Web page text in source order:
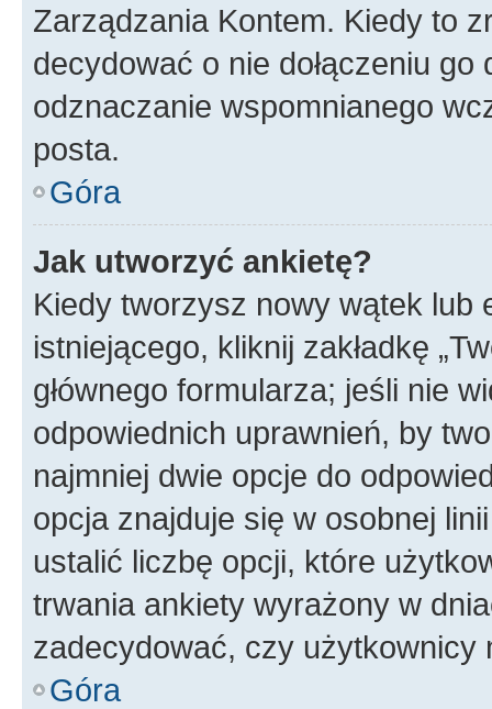
Zarządzania Kontem. Kiedy to
decydować o nie dołączeniu
odznaczanie wspomnianego
posta.
Góra
Jak utworzyć ankietę?
Kiedy tworzysz nowy wątek lub
istniejącego, kliknij zakładkę
głównego formularza; jeśli nie
odpowiednich uprawnień, by
najmniej dwie opcje do
opcja znajduje się w osobnej
ustalić liczbę opcji, które
trwania ankiety wyrażony w
zadecydować, czy użytkownicy
Góra